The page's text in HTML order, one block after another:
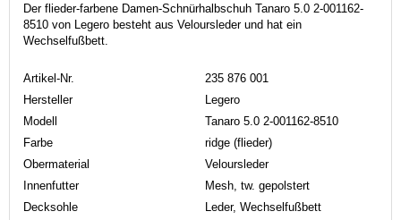
Der flieder-farbene Damen-Schnürhalbschuh Tanaro 5.0 2-001162-
8510 von Legero besteht aus Veloursleder und hat ein
Wechselfußbett.
Artikel-Nr.
235 876 001
Hersteller
Legero
Modell
Tanaro 5.0 2-001162-8510
Farbe
ridge (flieder)
Obermaterial
Veloursleder
Innenfutter
Mesh, tw. gepolstert
Decksohle
Leder, Wechselfußbett